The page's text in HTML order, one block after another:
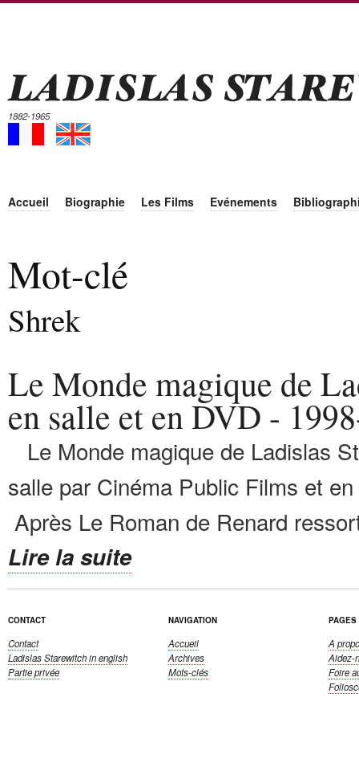
1882-1965
Accueil Biographie Les Films Evénements
Mot-clé
Shrek
Le Monde magique de
en salle et en DVD -
Le Monde magique de Ladislas
salle par Cinéma Public Films et
Après Le Roman de Renard
Lire la suite
CONTACT
Contact
Ladislas Starewitchin english
Partie privée
NAVIGATION
Accueil
Archives
Mots-clés
PAGES
A
Aidez-
Foire